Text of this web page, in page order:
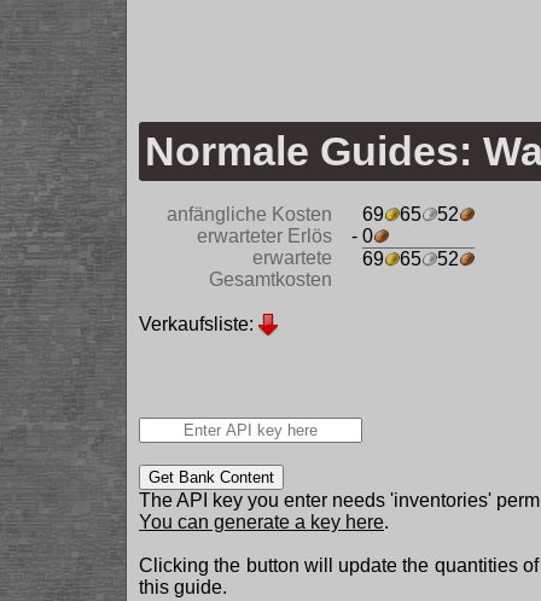
Normale Guides:
anfängliche Kosten 69 65
52
erwarteter Erlös
- 0
erwartete
Gesamtkosten
69 65 52
Verkaufsliste:
Get Bank Content
The API key you enter needs 'inventories'
You can generate a key here.
Clicking the button will update the quantities
this guide.